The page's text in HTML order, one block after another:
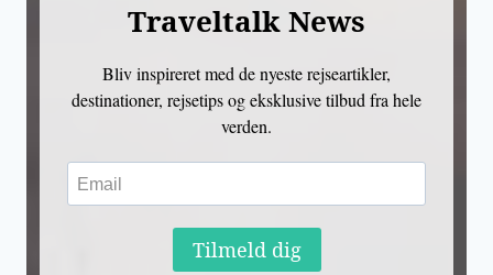
Traveltalk News
Bliv inspireret med de nyeste rejseartikler,
destinationer, rejsetips og eksklusive tilbud fra hele
verden.
Tilmeld dig